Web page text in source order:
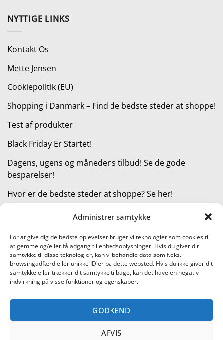
Administrer samtykke
For at give dig de bedste oplevelser bruger vi teknologier som cookies til
at gemme og/eller få adgang til enhedsoplysninger. Hvis du giver dit
samtykke til disse teknologier, kan vi behandle data som f.eks.
browsingadfærd eller unikke ID'er på dette websted. Hvis du ikke giver dit
samtykke eller trækker dit samtykke tilbage, kan det have en negativ
indvirkning på visse funktioner og egenskaber.
GODKEND
AFVIS
NYTTIGE LINKS
Kontakt Os
Mette Jensen
Cookiepolitik (EU)
Shopping i Danmark – Find de bedste steder at shoppe!
Test af produkter
Black Friday Er Startet!
Dagens, ugens og månedens tilbud! Se de gode
besparelser!
Hvor er de bedste steder at shoppe? Se her!
Kategorier
Læs vores guide til online shopping
PayPal Stripe
On
METTE JENSEN